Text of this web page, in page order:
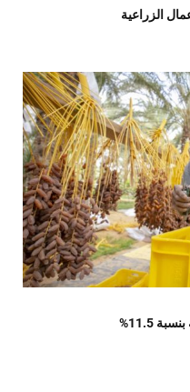
الزراعية
11.5%